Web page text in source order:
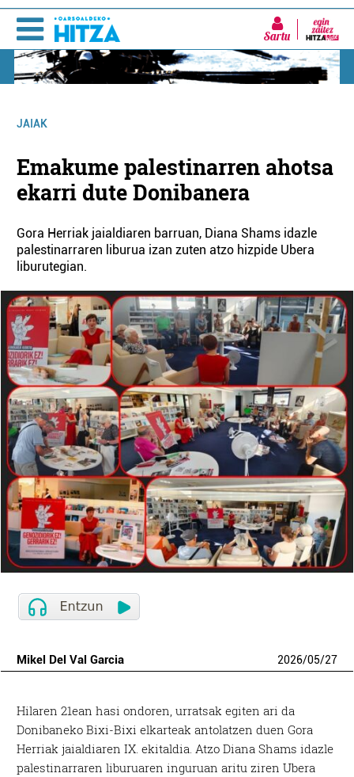
Sartu
JAIAK
Emakume palestinarren ahotsa
ekarri dute Donibanera
Gora Herriak jaialdiaren barruan, Diana Shams idazle
palestinarraren liburua izan zuten atzo hizpide Ubera
liburutegian.
Mikel Del Val Garcia 2026/05/27
Hilaren 21ean hasi ondoren, urratsak egiten ari da
Donibaneko Bixi-Bixi elkarteak antolatzen duen Gora
Herriak jaialdiaren IX. ekitaldia. Atzo Diana Shams idazle
palestinarraren liburuaren inguruan aritu ziren Ubera